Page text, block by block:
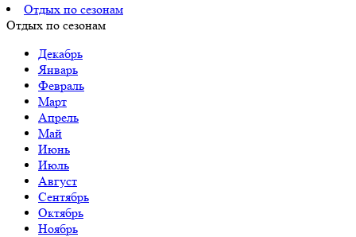
Отдых по сезонам
Отдых по сезонам
Декабрь
Январь
Февраль
Март
Апрель
Май
Июнь
Июль
Август
Сентябрь
Октябрь
Ноябрь